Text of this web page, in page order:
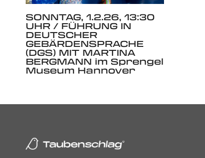
SONNTAG, 1.2.26, 13:30
UHR / FÜHRUNG IN
DEUTSCHER
GEBÄRDENSPRACHE
(DGS) MIT MARTINA
BERGMANN im Sprengel
Museum Hannover